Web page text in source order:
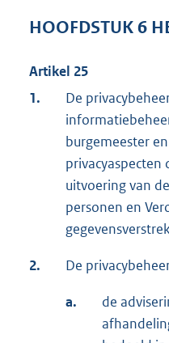
HOOFDSTUK 6
Artikel 25
1.
De
burgemeester
uitvoering van
personen en
2. De
a.
de